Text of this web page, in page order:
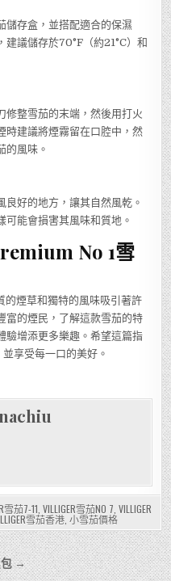
儲存盒，並搭配適合的保濕
議儲存於70°F（約21°C）和
修整雪茄的末端，然後用打火
時建議將煙霧留在口腔中，然
的風味。
好的地方，讓其自然風乾。
能會損害其風味和質地。
No 1雪
煙草和獨特的風味吸引著許
富的煙民，了解這款雪茄的特
驗增添更多樂趣。希望這篇指
享受每一口的美好。
雪茄7-11, VILLIGER雪茄NO 7, VILLIGER
雪茄香港, 小雪茄價格
包 →